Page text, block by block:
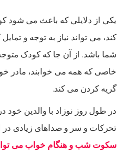
یکی از دلایلی که باعث می شود
کند، می تواند نیاز به توجه و
شما باشد. از آن جا که کودک
خاصی که همه می خوابند، مادر
گریه کردن می کند.
در طول روز نوزاد با والدین خود
تحرکات و سر و صداهای زیادی
سکوت شب و هنگام خواب می